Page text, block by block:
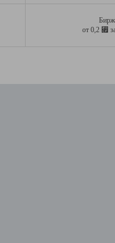
от 0,2 ⃏